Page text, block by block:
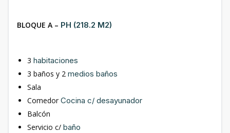
BLOQUE A – PH (218.2 M2)
3 habitaciones
3 baños y 2 medios baños
Sala
ComedorCocina c/ desayunador
Balcón
Servicio c/ baño